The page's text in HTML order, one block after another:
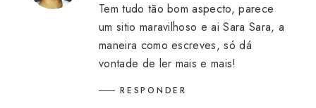
Tem tudo tão bom aspecto, parece
um sitio maravilhoso e ai Sara Sara, a
maneira como escreves, só dá
vontade de ler mais e mais!
RESPONDER